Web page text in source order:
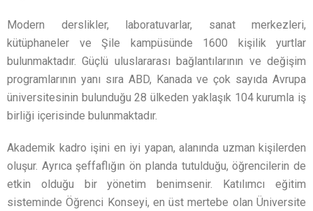
Modern derslikler, laboratuvarlar, sanat merkezleri,
kütüphaneler ve Şile kampüsünde 1600 kişilik yurtlar
bulunmaktadır. Güçlü uluslararası bağlantılarının ve değişim
programlarının yanı sıra ABD, Kanada ve çok sayıda Avrupa
üniversitesinin bulunduğu 28 ülkeden yaklaşık 104 kurumla iş
birliği içerisinde bulunmaktadır.
Akademik kadro işini en iyi yapan, alanında uzman kişilerden
oluşur. Ayrıca şeffaflığın ön planda tutulduğu, öğrencilerin de
etkin olduğu bir yönetim benimsenir. Katılımcı eğitim
sisteminde Öğrenci Konseyi, en üst mertebe olan Üniversite